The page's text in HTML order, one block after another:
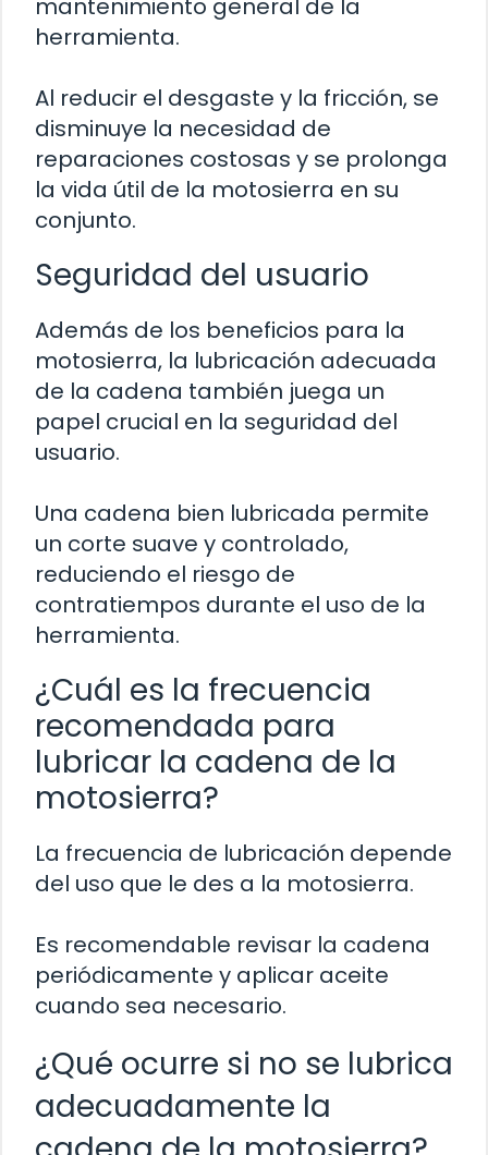
mantenimiento general de la
herramienta.
Al reducir el desgaste y la fricción, se
disminuye la necesidad de
reparaciones costosas y se prolonga
la vida útil de la motosierra en su
conjunto.
Seguridad del usuario
Además de los beneficios para la
motosierra, la lubricación adecuada
de la cadena también juega un
papel crucial en la seguridad del
usuario.
Una cadena bien lubricada permite
un corte suave y controlado,
reduciendo el riesgo de
contratiempos durante el uso de la
herramienta.
¿Cuál es la frecuencia
recomendada para
lubricar la cadena de la
motosierra?
La frecuencia de lubricación depende
del uso que le des a la motosierra.
Es recomendable revisar la cadena
periódicamente y aplicar aceite
cuando sea necesario.
¿Qué ocurre si no se lubrica
adecuadamente la